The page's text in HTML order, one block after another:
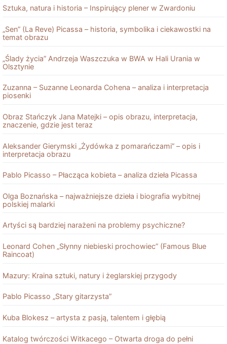
Sztuka, natura i historia – Inspirujący plener w Zwardoniu
„Sen” (La Reve) Picassa – historia, symbolika i ciekawostki na
temat obrazu
„Ślady życia” Andrzeja Waszczuka w BWA w Hali Urania w
Olsztynie
Zuzanna – Suzanne Leonarda Cohena – analiza i interpretacja
piosenki
Obraz Stańczyk Jana Matejki – opis obrazu, interpretacja,
znaczenie, gdzie jest teraz
Aleksander Gierymski „Żydówka z pomarańczami” – opis i
interpretacja obrazu
Pablo Picasso – Płacząca kobieta – analiza dzieła Picassa
Olga Boznańska – najważniejsze dzieła i biografia wybitnej
polskiej malarki
Artyści są bardziej narażeni na problemy psychiczne?
Leonard Cohen „Słynny niebieski prochowiec” (Famous Blue
Raincoat)
Mazury: Kraina sztuki, natury i żeglarskiej przygody
Pablo Picasso „Stary gitarzysta”
Kuba Blokesz – artysta z pasją, talentem i głębią
Katalog twórczości Witkacego – Otwarta droga do pełni